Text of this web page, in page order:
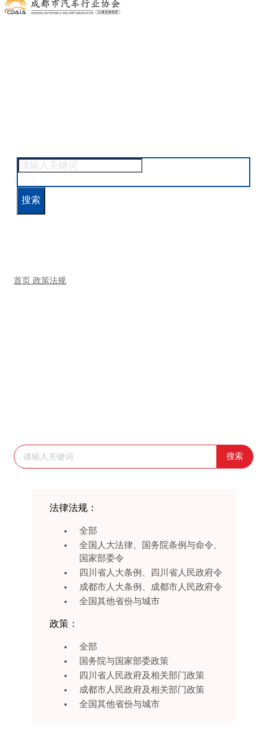
搜索
首页 政策法规
搜索
法律法规：
全部
全国人大法律、国务院条例与命令、
国家部委令
四川省人大条例、四川省人民政府令
成都市人大条例、成都市人民政府令
全国其他省份与城市
政策：
全部
国务院与国家部委政策
四川省人民政府及相关部门政策
成都市人民政府及相关部门政策
全国其他省份与城市